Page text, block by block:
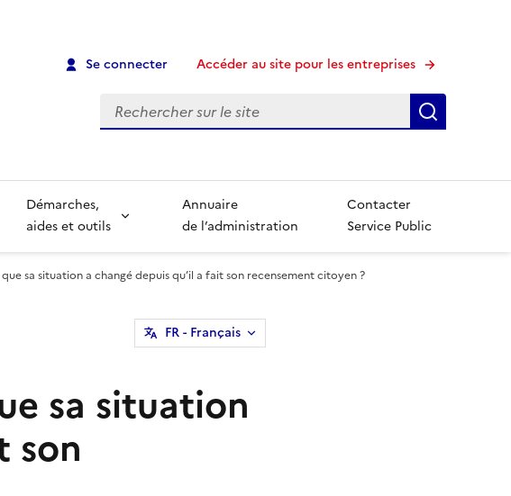
Se connecter Accéder au site pour les entreprises
Recherche
Démarches,
aides et outils
Annuaire
de l’administration
Contacter
Service Public
sa situation a changé depuis qu’il a fait son recensement citoyen ?
FR- Français
sa situation
son